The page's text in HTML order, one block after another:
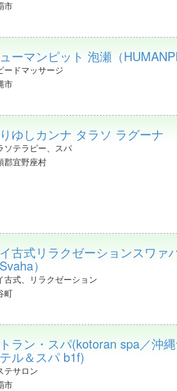
市
ーマンピット 泡瀬（
ードマッサージ
市
ゆしカンナ タラソ ラグーナ
ソテラピー、スパ
郡宜野座村
古式リラクゼーションスワァ
Svaha）
古式、リラクゼーション
町
ラン・スパ(kotoran spa／沖
ル＆スパ b1f)
テサロン
市